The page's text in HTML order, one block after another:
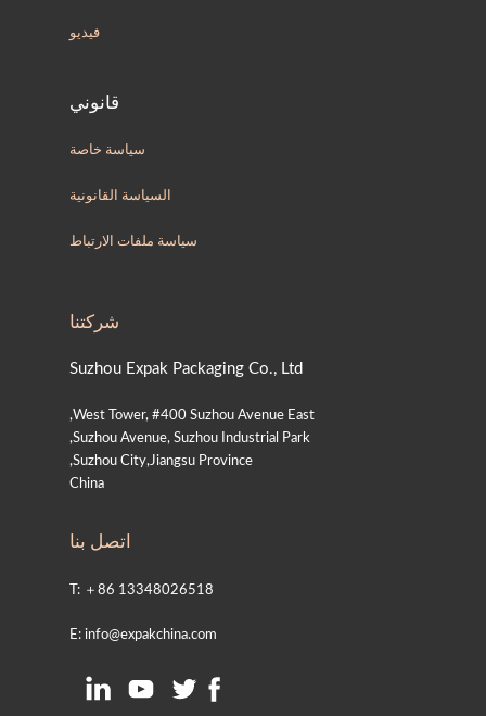
فيديو
قانوني
سياسة خاصة
السياسة القانونية
سياسة ملفات الارتباط
شركتنا
Suzhou Expak Packaging Co., Ltd
West Tower, #400 Suzhou Avenue East,
Suzhou Avenue, Suzhou Industrial Park,
Suzhou City,Jiangsu Province,
China
اتصل بنا
T: ＋86 13348026518
E: info@expakchina.com